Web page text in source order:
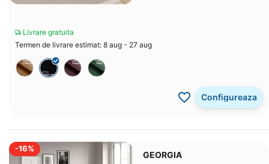
Livrare gratuita
Termen de livrare estimat: 8 aug - 27 aug
Configureaza
-16%
GEORGIA